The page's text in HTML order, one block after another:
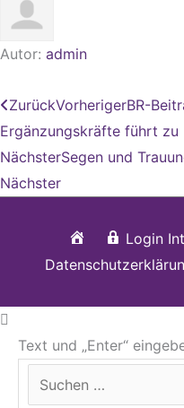
Autor: admin
ZurückVorherigerBR-
Ergänzungskräfte führt zu
NächsterSegen und
Nächster
Startseite
Login
Text und „Enter“